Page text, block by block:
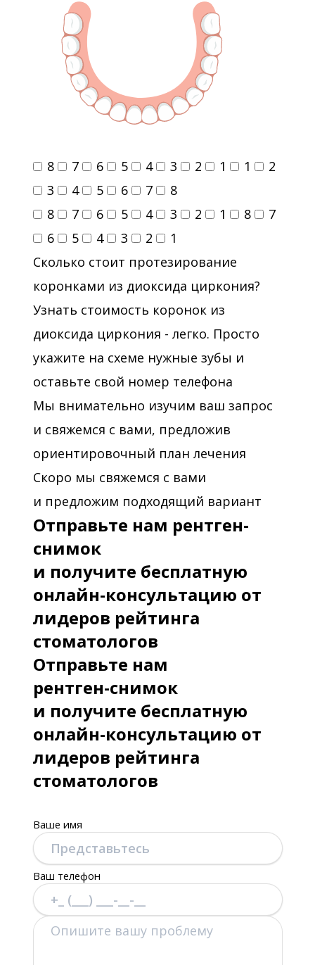
8 7 6 5 4 3 2 1 1
2
3
4 5 6 7
8
8
7 6 5 4 3 2 1 8
7
6
5 4 3 2
1
Сколько стоит протезирование
коронками из диоксида циркония?
Узнать стоимость коронок из
диоксида циркония - легко. Просто
укажите на схеме нужные зубы и
оставьте свой номер телефона
Мы внимательно изучим ваш запрос
и свяжемся с вами, предложив
ориентировочный план лечения
Скоро мы свяжемся с вами
и предложим подходящий вариант
Отправьте нам рентген-
снимок
и получите бесплатную
онлайн-консультацию от
лидеров рейтинга
стоматологов
Отправьте нам
рентген-снимок
и получите бесплатную
онлайн-консультацию от
лидеров рейтинга
стоматологов
Ваше имя
Ваш телефон